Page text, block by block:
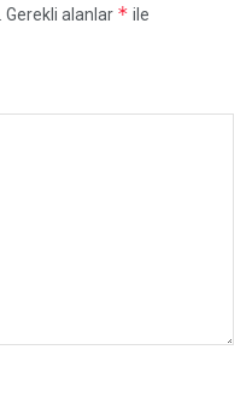
Gerekli alanlar * ile